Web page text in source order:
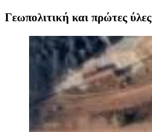
Γεωπολιτική και πρώτες ύλες